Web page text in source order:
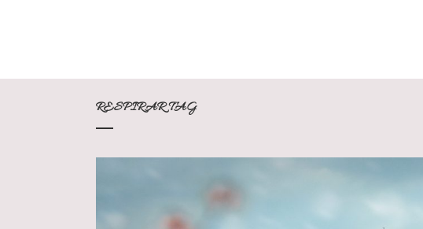
RESPIRAR TAG